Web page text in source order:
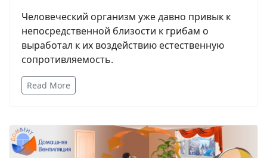
Человеческий организм уже давно привык к
непосредственной близости к грибам о
выработал к их воздействию естественную
сопротивляемость.
Read More